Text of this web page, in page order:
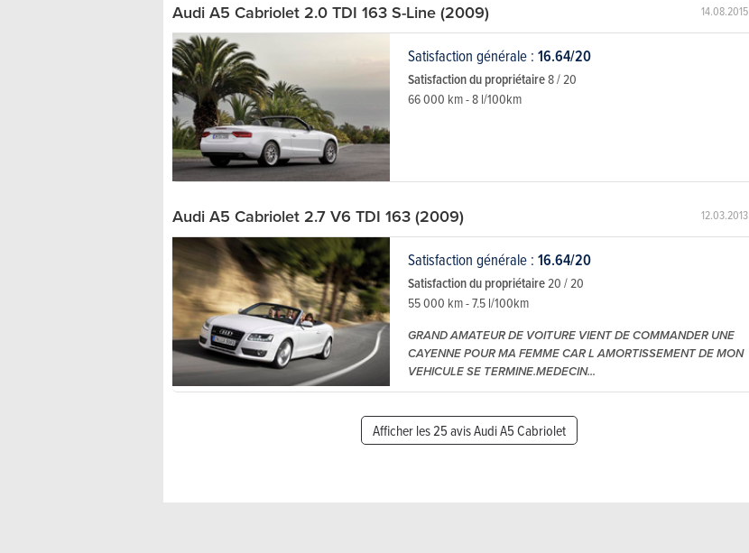
14.08.2015
Audi A5 Cabriolet 2.0 TDI 163 S-Line (2009)
Satisfaction générale : 16.64/20
Satisfaction du propriétaire8 / 20
66 000 km - 8 l/100km
12.03.2013
Audi A5 Cabriolet 2.7 V6 TDI 163 (2009)
Satisfaction générale : 16.64/20
Satisfaction du propriétaire20 / 20
55 000 km - 7.5 l/100km
GRAND AMATEUR DE VOITURE VIENT DE COMMANDER UNE
CAYENNE POUR MA FEMME CAR L AMORTISSEMENT DE MON
VEHICULE SE TERMINE.MEDECIN...
Afficher les 25 avis Audi A5 Cabriolet